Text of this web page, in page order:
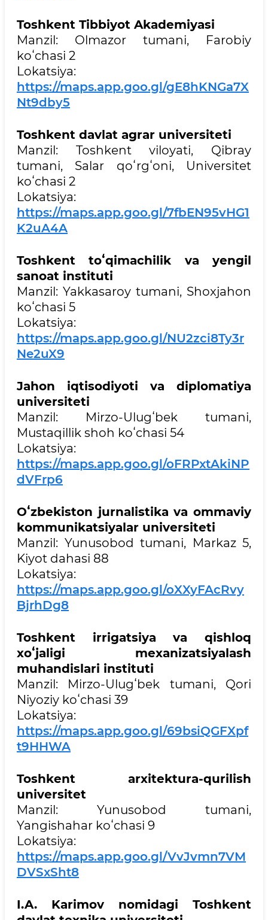
Toshkent Tibbiyot Akademiyasi
Manzil: Olmazor tumani, Farobiy
koʻchasi 2
Lokatsiya:
https://maps.app.goo.gl/gE8hKNGa7X
Nt9dby5
Toshkent davlat agrar universiteti
Manzil: Toshkent viloyati, Qibray
tumani, Salar qoʻrgʻoni, Universitet
koʻchasi 2
Lokatsiya:
https://maps.app.goo.gl/7fbEN95vHG1
K2uA4A
Toshkent toʻqimachilik va yengil
sanoat instituti
Manzil: Yakkasaroy tumani, Shoxjahon
koʻchasi 5
Lokatsiya:
https://maps.app.goo.gl/NU2zci8Ty3r
Ne2uX9
Jahon iqtisodiyoti va diplomatiya
universiteti
Manzil: Mirzo-Ulugʻbek tumani,
Mustaqillik shoh koʻchasi 54
Lokatsiya:
https://maps.app.goo.gl/oFRPxtAkiNP
dVFrp6
Oʻzbekiston jurnalistika va ommaviy
kommunikatsiyalar universiteti
Manzil: Yunusobod tumani, Markaz 5,
Kiyot dahasi 88
Lokatsiya:
https://maps.app.goo.gl/oXXyFAcRvy
BjrhDg8
Toshkent irrigatsiya va qishloq
xoʻjaligi mexanizatsiyalash
muhandislari instituti
Manzil: Mirzo-Ulugʻbek tumani, Qori
Niyoziy koʻchasi 39
Lokatsiya:
https://maps.app.goo.gl/69bsiQGFXpf
t9HHWA
Toshkent arxitektura-qurilish
universitet
Manzil: Yunusobod tumani,
Yangishahar koʻchasi 9
Lokatsiya:
https://maps.app.goo.gl/VvJvmn7VM
DVSxSht8
I.A. Karimov nomidagi Toshkent